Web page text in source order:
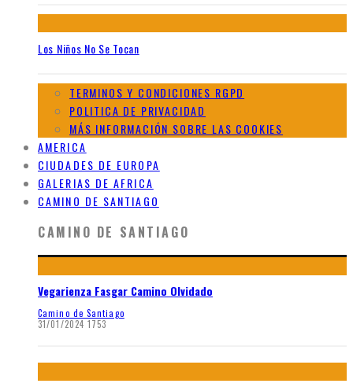
Los Niños No Se Tocan
TERMINOS Y CONDICIONES RGPD
POLITICA DE PRIVACIDAD
MÁS INFORMACIÓN SOBRE LAS COOKIES
AMERICA
CIUDADES DE EUROPA
GALERIAS DE AFRICA
CAMINO DE SANTIAGO
CAMINO DE SANTIAGO
Vegarienza Fasgar Camino Olvidado
Camino de Santiago
31/01/2024 1753